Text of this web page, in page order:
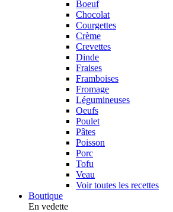
Boeuf
Chocolat
Courgettes
Crème
Crevettes
Dinde
Fraises
Framboises
Fromage
Légumineuses
Oeufs
Poulet
Pâtes
Poisson
Porc
Tofu
Veau
Voir toutes les recettes
Boutique
En vedette